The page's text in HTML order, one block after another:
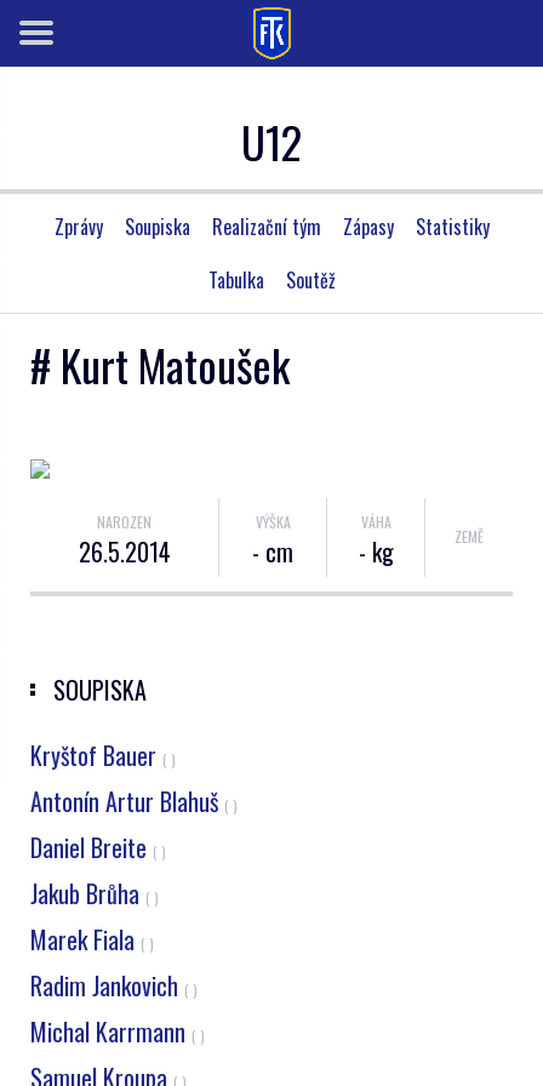
U12
Zprávy Soupiska Realizační tým Zápasy
Statistiky
Tabulka
Soutěž
# Kurt Matoušek
NAROZEN
26.5.2014
VÝŠKA
- cm
VÁHA
- kg ZEMĚ
SOUPISKA
Kryštof Bauer ( )
Antonín Artur Blahuš ( )
Daniel Breite ( )
Jakub Brůha ( )
Marek Fiala ( )
Radim Jankovich ( )
Michal Karrmann ( )
Samuel Kroupa ( )